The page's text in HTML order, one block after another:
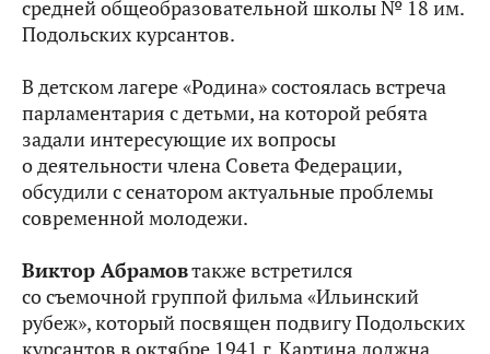
средней общеобразовательной школы № 18 им.
Подольских курсантов.
В детском лагере «Родина» состоялась встреча
парламентария с детьми, на которой ребята
задали интересующие их вопросы
о деятельности члена Совета Федерации,
обсудили с сенатором актуальные проблемы
современной молодежи.
Виктор Абрамовтакже встретился
со съемочной группой фильма «Ильинский
рубеж», который посвящен подвигу Подольских